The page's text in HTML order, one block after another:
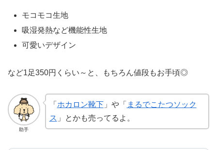
モコモコ生地
吸湿発熱など機能性生地
可愛いデザイン
など1足350円くらい～と、もちろん値段もお手頃◎
助手
「 ホカロン靴下」や「 まるでこたつソック
ス 」とかも売ってるよ。